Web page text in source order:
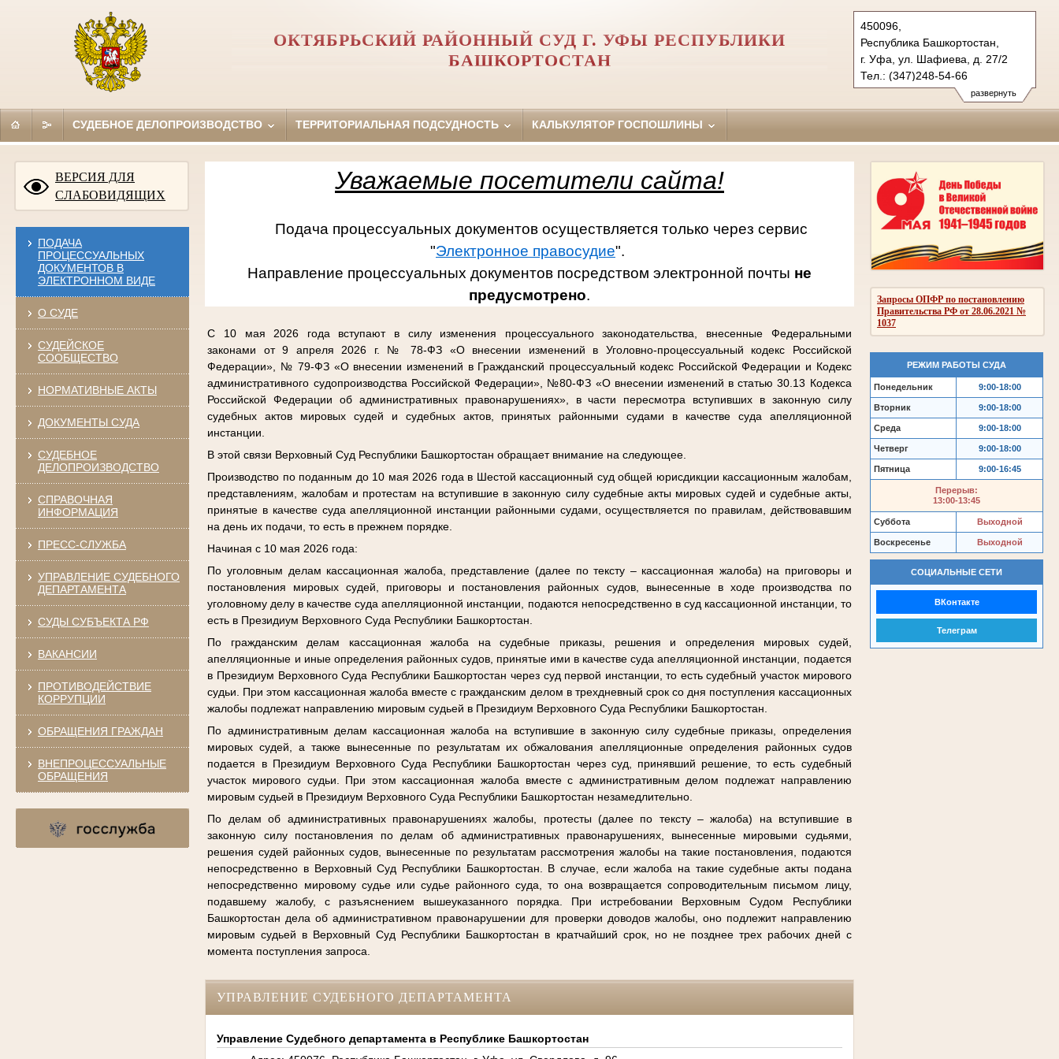
развернуть
450096,
Республика Башкортостан,
г. Уфа, ул. Шафиева, д. 27/2
Тел.: (347)248-54-66
oktiabrsky.bkr@sudrf.ru
схема проезда
ОКТЯБРЬСКИЙ РАЙОННЫЙ СУД Г. УФЫ РЕСПУБЛИКИ
БАШКОРТОСТАН
СУДЕБНОЕ ДЕЛОПРОИЗВОДСТВО ТЕРРИТОРИАЛЬНАЯ ПОДСУДНОСТЬ КАЛЬКУЛЯТОР ГОСПОШЛИНЫ
ВЕРСИЯ ДЛЯ
СЛАБОВИДЯЩИХ
ПОДАЧА
ПРОЦЕССУАЛЬНЫХ
ДОКУМЕНТОВ В
ЭЛЕКТРОННОМ ВИДЕ
О СУДЕ
СУДЕЙСКОЕ
СООБЩЕСТВО
НОРМАТИВНЫЕ АКТЫ
ДОКУМЕНТЫ СУДА
СУДЕБНОЕ
ДЕЛОПРОИЗВОДСТВО
СПРАВОЧНАЯ
ИНФОРМАЦИЯ
ПРЕСС-СЛУЖБА
УПРАВЛЕНИЕ СУДЕБНОГО
ДЕПАРТАМЕНТА
СУДЫ СУБЪЕКТА РФ
ВАКАНСИИ
ПРОТИВОДЕЙСТВИЕ
КОРРУПЦИИ
ОБРАЩЕНИЯ ГРАЖДАН
ВНЕПРОЦЕССУАЛЬНЫЕ
ОБРАЩЕНИЯ
Запросы ОПФР по постановлению
Правительства РФ от 28.06.2021 №
1037
РЕЖИМ РАБОТЫ СУДА
Понедельник 9:00-18:00
Вторник 9:00-18:00
Среда 9:00-18:00
Четверг 9:00-18:00
Пятница 9:00-16:45
Перерыв:
13:00-13:45
Суббота Выходной
Воскресенье Выходной
СОЦИАЛЬНЫЕ СЕТИ
ВКонтакте
Телеграм
Уважаемые посетители сайта!
Подача процессуальных документов осуществляется только через сервис
"Электронное правосудие".
Направление процессуальных документов посредством электронной почты не
предусмотрено.
С 10 мая 2026 года вступают в силу изменения процессуального законодательства, внесенные Федеральными
законами от 9 апреля 2026 г. № 78-ФЗ «О внесении изменений в Уголовно-процессуальный кодекс Российской
Федерации», № 79-ФЗ «О внесении изменений в Гражданский процессуальный кодекс Российской Федерации и Кодекс
административного судопроизводства Российской Федерации», №80-ФЗ «О внесении изменений в статью 30.13 Кодекса
Российской Федерации об административных правонарушениях», в части пересмотра вступивших в законную силу
судебных актов мировых судей и судебных актов, принятых районными судами в качестве суда апелляционной
инстанции.
В этой связи Верховный Суд Республики Башкортостан обращает внимание на следующее.
Производство по поданным до 10 мая 2026 года в Шестой кассационный суд общей юрисдикции кассационным жалобам,
представлениям, жалобам и протестам на вступившие в законную силу судебные акты мировых судей и судебные акты,
принятые в качестве суда апелляционной инстанции районными судами, осуществляется по правилам, действовавшим
на день их подачи, то есть в прежнем порядке.
Начиная с 10 мая 2026 года:
По уголовным делам кассационная жалоба, представление (далее по тексту – кассационная жалоба) на приговоры и
постановления мировых судей, приговоры и постановления районных судов, вынесенные в ходе производства по
уголовному делу в качестве суда апелляционной инстанции, подаются непосредственно в суд кассационной инстанции, то
есть в Президиум Верховного Суда Республики Башкортостан.
По гражданским делам кассационная жалоба на судебные приказы, решения и определения мировых судей,
апелляционные и иные определения районных судов, принятые ими в качестве суда апелляционной инстанции, подается
в Президиум Верховного Суда Республики Башкортостан через суд первой инстанции, то есть судебный участок мирового
судьи. При этом кассационная жалоба вместе с гражданским делом в трехдневный срок со дня поступления кассационных
жалобы подлежат направлению мировым судьей в Президиум Верховного Суда Республики Башкортостан.
По административным делам кассационная жалоба на вступившие в законную силу судебные приказы, определения
мировых судей, а также вынесенные по результатам их обжалования апелляционные определения районных судов
подается в Президиум Верховного Суда Республики Башкортостан через суд, принявший решение, то есть судебный
участок мирового судьи. При этом кассационная жалоба вместе с административным делом подлежат направлению
мировым судьей в Президиум Верховного Суда Республики Башкортостан незамедлительно.
По делам об административных правонарушениях жалобы, протесты (далее по тексту – жалоба) на вступившие в
законную силу постановления по делам об административных правонарушениях, вынесенные мировыми судьями,
решения судей районных судов, вынесенные по результатам рассмотрения жалобы на такие постановления, подаются
непосредственно в Верховный Суд Республики Башкортостан. В случае, если жалоба на такие судебные акты подана
непосредственно мировому судье или судье районного суда, то она возвращается сопроводительным письмом лицу,
подавшему жалобу, с разъяснением вышеуказанного порядка. При истребовании Верховным Судом Республики
Башкортостан дела об административном правонарушении для проверки доводов жалобы, оно подлежит направлению
мировым судьей в Верховный Суд Республики Башкортостан в кратчайший срок, но не позднее трех рабочих дней с
момента поступления запроса.
УПРАВЛЕНИЕ СУДЕБНОГО ДЕПАРТАМЕНТА
Управление Судебного департамента в Республике Башкортостан